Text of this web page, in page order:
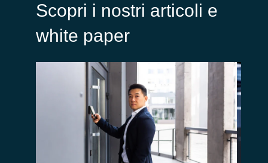
Scopri i nostri articoli e
white paper